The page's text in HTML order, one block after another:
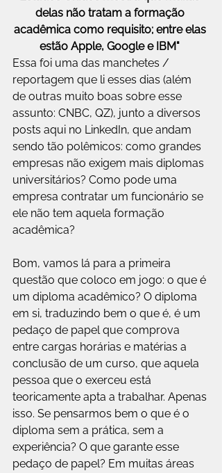
delas não tratam a formação
acadêmica como requisito; entre elas
estão Apple, Google e IBM"
Essa foi uma das manchetes /
reportagem que li esses dias (além
de outras muito boas sobre esse
assunto: CNBC, QZ), junto a diversos
posts aqui no LinkedIn, que andam
sendo tão polêmicos: como grandes
empresas não exigem mais diplomas
universitários? Como pode uma
empresa contratar um funcionário se
ele não tem aquela formação
acadêmica?
Bom, vamos lá para a primeira
questão que coloco em jogo: o que é
um diploma acadêmico? O diploma
em si, traduzindo bem o que é, é um
pedaço de papel que comprova
entre cargas horárias e matérias a
conclusão de um curso, que aquela
pessoa que o exerceu está
teoricamente apta a trabalhar. Apenas
isso. Se pensarmos bem o que é o
diploma sem a prática, sem a
experiência? O que garante esse
pedaço de papel? Em muitas áreas